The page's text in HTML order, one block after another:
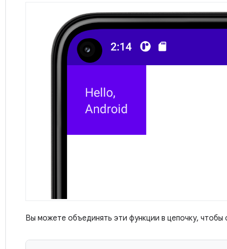
Вы можете объединять эти функции в цепочку, чтобы